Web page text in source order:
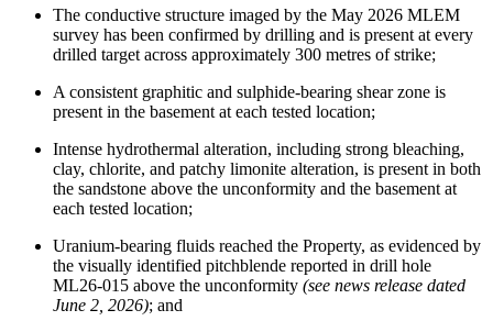
The conductive structure imaged by the May 2026 MLEM
survey has been confirmed by drilling and is present at every
drilled target across approximately 300 metres of strike;
A consistent graphitic and sulphide-bearing shear zone is
present in the basement at each tested location;
Intense hydrothermal alteration, including strong bleaching,
clay, chlorite, and patchy limonite alteration, is present in both
the sandstone above the unconformity and the basement at
each tested location;
Uranium-bearing fluids reached the Property, as evidenced by
the visually identified pitchblende reported in drill hole
ML26-015 above the unconformity (see news release dated
June 2, 2026); and